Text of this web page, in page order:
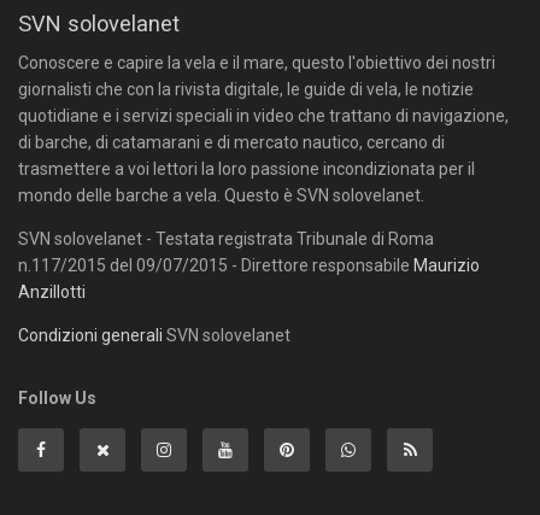
SVN solovelanet
Conoscere e capire la vela e il mare, questo l'obiettivo dei nostri
giornalisti che con la rivista digitale, le guide di vela, le notizie
quotidiane e i servizi speciali in video che trattano di navigazione,
di barche, di catamarani e di mercato nautico, cercano di
trasmettere a voi lettori la loro passione incondizionata per il
mondo delle barche a vela. Questo è SVN solovelanet.
SVN solovelanet - Testata registrata Tribunale di Roma
n.117/2015 del 09/07/2015 - Direttore responsabile Maurizio
Anzillotti
Condizioni generali SVN solovelanet
Follow Us